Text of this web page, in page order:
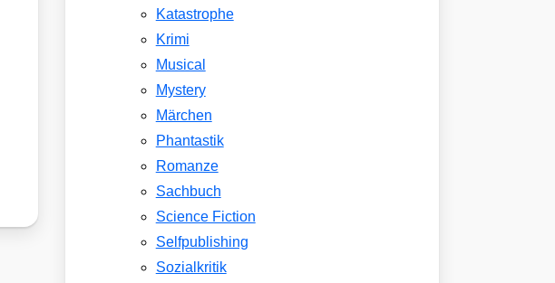
Katastrophe
Krimi
Musical
Mystery
Märchen
Phantastik
Romanze
Sachbuch
Science Fiction
Selfpublishing
Sozialkritik